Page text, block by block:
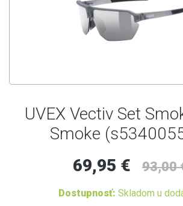
UVEX Vectiv Set
Smoke
69,95 €
93,00
Dostupnosť: Skladom u